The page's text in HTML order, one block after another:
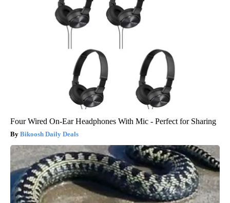
Four Wired On-Ear Headphones With Mic - Perfect for Sharing
Bikoosh Daily Deals